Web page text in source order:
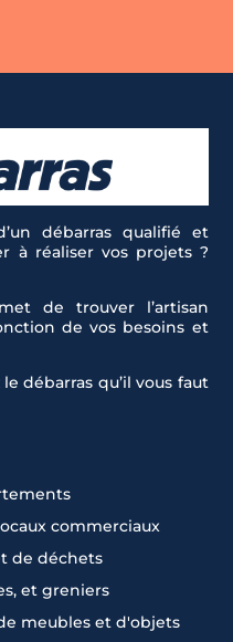
débarras qualifié et
à réaliser vos projets ?
de trouver l’artisan
de vos besoins et
débarras qu’il vous faut
commerciaux
de déchets
et greniers
meubles et d'objets